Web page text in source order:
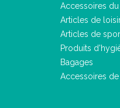
Accessoires
Articles de
Articles de
Produits
Bagages
Accessoires